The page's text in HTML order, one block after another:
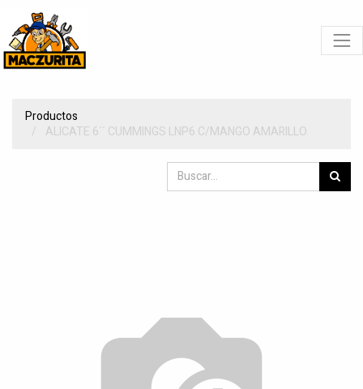
Productos
ALICATE 6´´ CUMMINGS LNP6 C/MANGO AMARILLO